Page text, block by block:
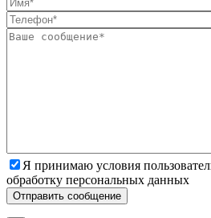
Я принимаю условия
обработку персональных данных